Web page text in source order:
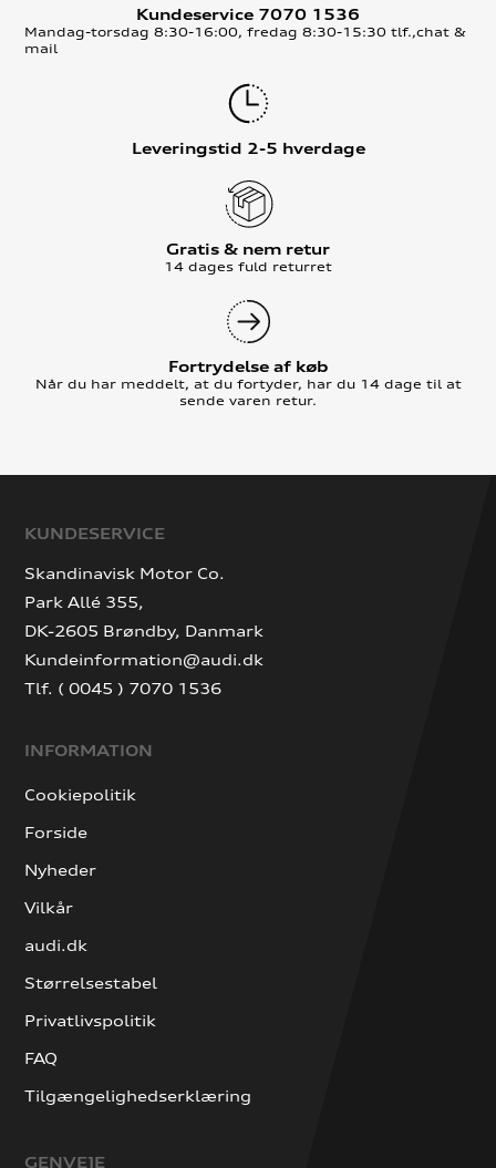
Kundeservice 7070 1536
Mandag-torsdag 8:30-16:00, fredag 8:30-15:30 tlf.,chat &
mail
Leveringstid 2-5 hverdage
Gratis & nem retur
14 dages fuld returret
Fortrydelse af køb
Når du har meddelt, at du fortyder, har du 14 dage til at
sende varen retur.
KUNDESERVICE
Skandinavisk Motor Co.
Park Allé 355,
DK-2605 Brøndby, Danmark
Kundeinformation@audi.dk
Tlf. ( 0045 ) 7070 1536
INFORMATION
Cookiepolitik
Forside
Nyheder
Vilkår
audi.dk
Størrelsestabel
Privatlivspolitik
FAQ
Tilgængelighedserklæring
GENVEJE